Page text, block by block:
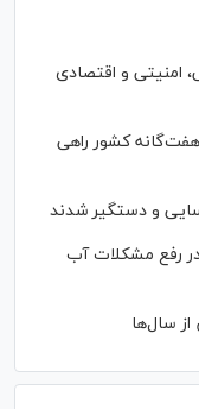
امنیتی و اقتصادی
مرز‌های هفت‌گانه کشور راهی
در رفع مشکلات آب
سال‌ها